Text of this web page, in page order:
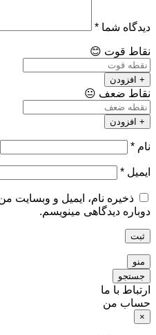
دیدگاه شما *
نقاط قوت 😊
+ افزودن
نقاط ضعف 😐
+ افزودن
نام *
ایمیل *
ذخیره نام، ایمیل و وبسایت
دوباره دیدگاهی مینویسم.
ثبت
منو
جستجو
ارتباط با ما
حساب من
×